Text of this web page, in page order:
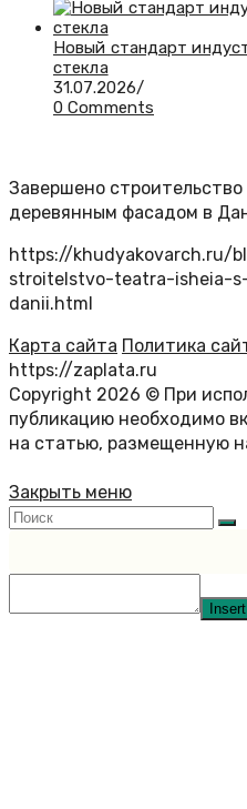
Новый стандарт
стекла
31.07.2026/
0 Comments
Завершено строительство
деревянным фасадом в
https://khudyakovarch.ru/
stroitelstvo-teatra-isheia-
danii.html
Карта сайта Политика
https://zaplata.ru
Copyright 2026 © При
публикацию необходимо
на статью, размещенную
Закрыть меню
Insert